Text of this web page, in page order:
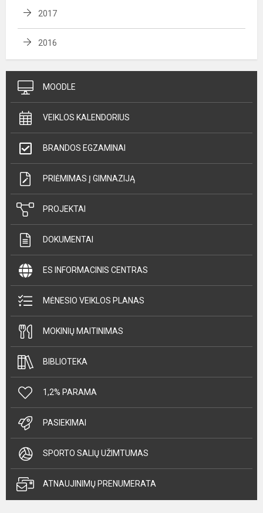
2017
2016
MOODLE
VEIKLOS KALENDORIUS
BRANDOS EGZAMINAI
PRIĖMIMAS Į GIMNAZIJĄ
PROJEKTAI
DOKUMENTAI
ES INFORMACINIS CENTRAS
MĖNESIO VEIKLOS PLANAS
MOKINIŲ MAITINIMAS
BIBLIOTEKA
1,2% PARAMA
PASIEKIMAI
SPORTO SALIŲ UŽIMTUMAS
ATNAUJINIMŲ PRENUMERATA